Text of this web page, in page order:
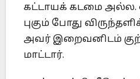
கட்டாயக் கடமை அல்ல.
புகும் போது
அவர் இறைவனிடம்
மாட்டார்.